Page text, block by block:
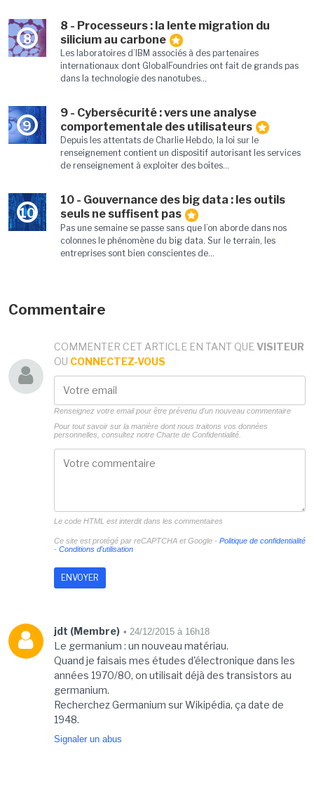
8
8 - Processeurs : la lente migration du
silicium au carbone
Les laboratoires d’IBM associés à des partenaires
internationaux dont GlobalFoundries ont fait de grands pas
dans la technologie des nanotubes...
9
9 - Cybersécurité : vers une analyse
comportementale des utilisateurs
Depuis les attentats de Charlie Hebdo, la loi sur le
renseignement contient un dispositif autorisant les services
de renseignement à exploiter des boîtes...
10
10 - Gouvernance des big data : les outils
seuls ne suffisent pas
Pas une semaine se passe sans que l’on aborde dans nos
colonnes le phénomène du big data. Sur le terrain, les
entreprises sont bien conscientes de...
Commentaire
COMMENTER CET ARTICLE EN TANT QUE VISITEUR
OU CONNECTEZ-VOUS
Renseignez votre email pour être prévenu d'un nouveau commentaire
Pour tout savoir sur la manière dont nous traitons vos données
personnelles, consultez notre Charte de Confidentialité.
Le code HTML est interdit dans les commentaires
Ce site est protégé par reCAPTCHA et Google - Politique de confidentialité
- Conditions d'utilisation
jdt (Membre) • 24/12/2015 à 16h18
Le germanium : un nouveau matériau.
Quand je faisais mes études d'électronique dans les
années 1970/80, on utilisait déjà des transistors au
germanium.
Recherchez Germanium sur Wikipédia, ça date de
1948.
Signaler un abus